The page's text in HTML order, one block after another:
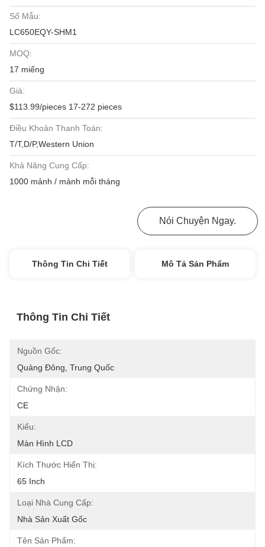
Số Mẫu:
LC650EQY-SHM1
MOQ:
17 miếng
Giá:
$113.99/pieces 17-272 pieces
Điều Khoản Thanh Toán:
T/T,D/P,Western Union
Khả Năng Cung Cấp:
1000 mảnh / mảnh mỗi tháng
Nói Chuyện Ngay.
Thông Tin Chi Tiết Mô Tả Sản Phẩm
Thông Tin Chi Tiết
Nguồn Gốc:
Quảng Đông, Trung Quốc
Chứng Nhận:
CE
Kiểu:
Màn Hình LCD
Kích Thước Hiển Thị:
65 Inch
Loại Nhà Cung Cấp:
Nhà Sản Xuất Gốc
Tên Sản Phẩm: